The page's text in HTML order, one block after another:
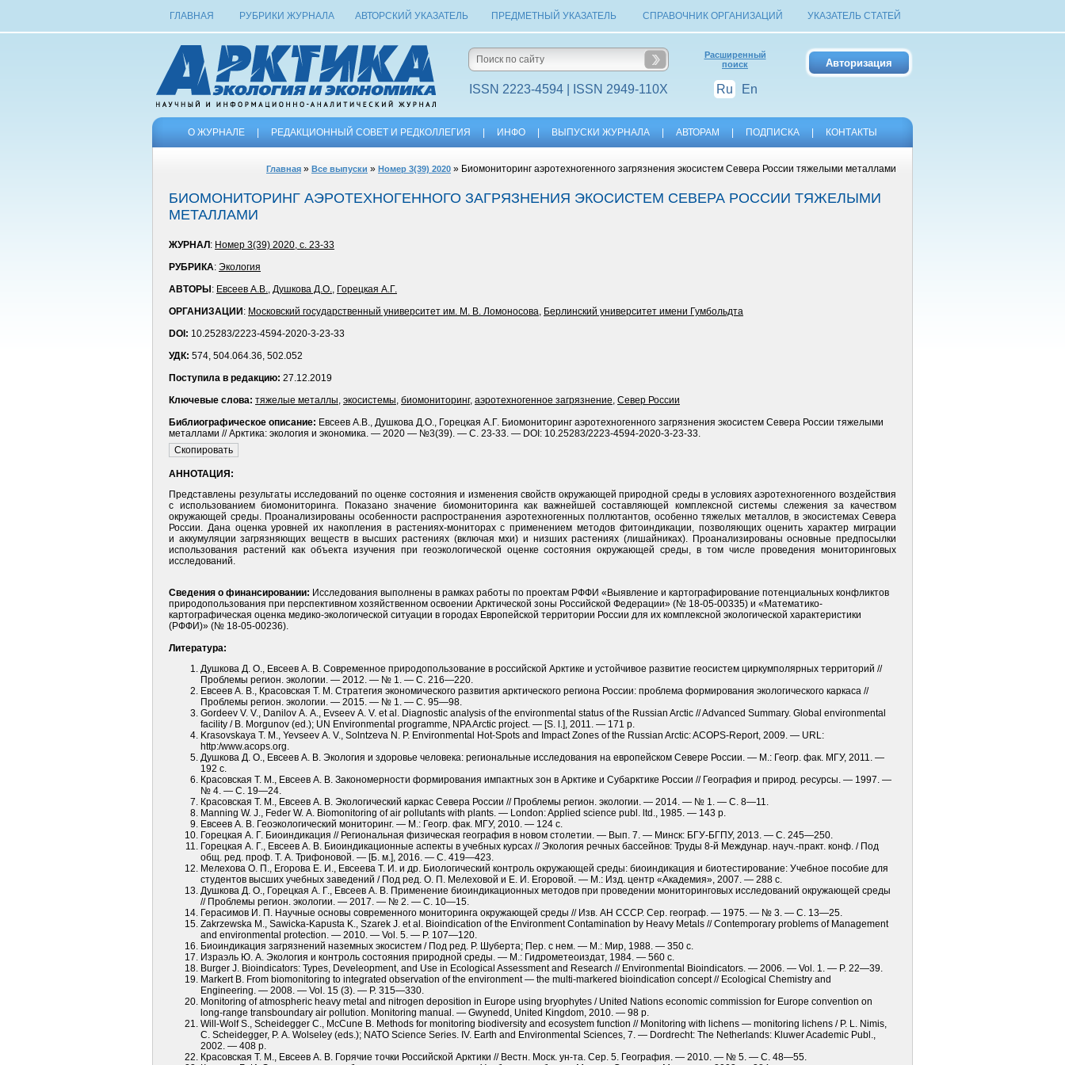
ГЛАВНАЯ РУБРИКИ ЖУРНАЛА АВТОРСКИЙ УКАЗАТЕЛЬ ПРЕДМЕТНЫЙ УКАЗАТЕЛЬ СПРАВОЧНИК ОРГАНИЗАЦИЙ УКАЗАТЕЛЬ СТАТЕЙ
ISSN 2223-4594 | ISSN 2949-110X
Расширенный
поиск
Ru En
О ЖУРНАЛЕ РЕДАКЦИОННЫЙ СОВЕТ И РЕДКОЛЛЕГИЯ ИНФО ВЫПУСКИ ЖУРНАЛА АВТОРАМ ПОДПИСКА КОНТАКТЫ
Главная » Все выпуски » Номер 3(39) 2020 » Биомониторинг аэротехногенного загрязнения экосистем Севера России тяжелыми металлами
БИОМОНИТОРИНГ АЭРОТЕХНОГЕННОГО ЗАГРЯЗНЕНИЯ ЭКОСИСТЕМ СЕВЕРА РОССИИ ТЯЖЕЛЫМИ
МЕТАЛЛАМИ
ЖУРНАЛ : Номер 3(39) 2020, с. 23-33
РУБРИКА: Экология
АВТОРЫ : Евсеев А.В., Душкова Д.О., Горецкая А.Г.
ОРГАНИЗАЦИИ : Московский государственный университет им. М. В. Ломоносова, Берлинский университет имени Гумбольдта
DOI: 10.25283/2223-4594-2020-3-23-33
УДК: 574, 504.064.36, 502.052
Поступила в редакцию: 27.12.2019
Ключевые слова: тяжелые металлы, экосистемы, биомониторинг, аэротехногенное загрязнение, Север России
Библиографическое описание: Евсеев А.В., Душкова Д.О., Горецкая А.Г. Биомониторинг аэротехногенного загрязнения экосистем Севера России тяжелыми
металлами // Арктика: экология и экономика. — 2020 — №3(39). — С. 23-33. — DOI: 10.25283/2223-4594-2020-3-23-33.
АННОТАЦИЯ:
Представлены результаты исследований по оценке состояния и изменения свойств окружающей природной среды в условиях аэротехногенного воздействия
с использованием биомониторинга. Показано значение биомониторинга как важнейшей составляющей комплексной системы слежения за качеством
окружающей среды. Проанализированы особенности распространения аэротехногенных поллютантов, особенно тяжелых металлов, в экосистемах Севера
России. Дана оценка уровней их накопления в растениях-мониторах с применением методов фитоиндикации, позволяющих оценить характер миграции
и аккумуляции загрязняющих веществ в высших растениях (включая мхи) и низших растениях (лишайниках). Проанализированы основные предпосылки
использования растений как объекта изучения при геоэкологической оценке состояния окружающей среды, в том числе проведения мониторинговых
исследований.
Сведения о финансировании: Исследования выполнены в рамках работы по проектам РФФИ «Выявление и картографирование потенциальных конфликтов
природопользования при перспективном хозяйственном освоении Арк­тической зоны Российской Федерации» (№ 18-05-00335) и «Математико-
картографическая оценка медико-экологической ситуации в городах Европейской территории России для их комплексной экологической характеристики
(РФФИ)» (№ 18-05-00236).
Литература:
Душкова Д. О., Евсеев А. В. Современное природопользование в российской Арк­тике и устойчивое развитие геосистем циркумполярных территорий //
Проблемы регион. экологии. — 2012. — № 1. — С. 216—220.
Евсеев А. В., Красовская Т. М. Стратегия экономического развития арк­тического региона России: проблема формирования экологического каркаса //
Проблемы регион. экологии. — 2015. — № 1. — С. 95—98.
Gordeev V. V., Danilov A. A., Evseev A. V. et al. Diagnostic analysis of the environmental status of the Russian Arctic // Advanced Summary. Global environmental
facility / B. Morgunov (ed.); UN Environmental programme, NPA Arctic project. — [S. l.], 2011. — 171 p.
Krasovskaya T. M., Yevseev A. V., Solntzeva N. P. Environmental Hot-Spots and Impact Zones of the Russian Arctic: ACOPS-Report, 2009. — URL:
http:/www.acops.org.
Душкова Д. О., Евсеев А. В. Экология и здоровье человека: региональные исследования на европейском Севере России. — М.: Геогр. фак. МГУ, 2011. —
192 с.
Красовская Т. М., Евсеев А. В. Закономерности формирования импактных зон в Арктике и Субарктике России // География и природ. ресурсы. — 1997. —
№ 4. — С. 19—24.
Красовская Т. М., Евсеев А. В. Экологический каркас Севера России // Проблемы регион. экологии. — 2014. — № 1. — С. 8—11.
Manning W. J., Feder W. A. Biomonitoring of air pollutants with plants. — London: Applied science publ. ltd., 1985. — 143 p.
Евсеев А. В. Геоэкологический мониторинг. — М.: Геогр. фак. МГУ, 2010. — 124 с.
Горецкая А. Г. Биоиндикация // Региональная физическая география в новом столетии. — Вып. 7. — Минск: БГУ-БГПУ, 2013. — С. 245—250.
Горецкая А. Г., Евсеев А. В. Биоиндикационные аспекты в учебных курсах // Экология речных бассейнов: Труды 8-й Междунар. науч.-практ. конф. / Под
общ. ред. проф. Т. А. Трифоновой. — [Б. м.], 2016. — C. 419—423.
Мелехова О. П., Егорова Е. И., Евсеева Т. И. и др. Биологический контроль окружающей среды: биоиндикация и биотестирование: Учебное пособие для
студентов высших учебных заведений / Под ред. О. П. Мелеховой и Е. И. Егоровой. — М.: Изд. центр «Академия», 2007. — 288 с.
Душкова Д. О., Горецкая А. Г., Евсеев А. В. Применение биоиндикационных методов при проведении мониторинговых исследований окружающей среды
// Проблемы регион. экологии. — 2017. — № 2. — С. 10—15.
Герасимов И. П. Научные основы современного мониторинга окружающей среды // Изв. АН СССР. Сер. географ. — 1975. — № 3. — С. 13—25.
Zakrzewska M., Sawicka-Kapusta K., Szarek J. et al. Bioindication of the Environment Contamination by Heavy Metals // Contemporary problems of Management
and environmental protection. — 2010. — Vol. 5. — P. 107—120.
Биоиндикация загрязнений наземных экосистем / Под ред. Р. Шуберта; Пер. с нем. — М.: Мир, 1988. — 350 с.
Израэль Ю. А. Экология и контроль состояния природной среды. — М.: Гидрометеоиздат, 1984. — 560 с.
Burger J. Bioindicators: Types, Develeopment, and Use in Ecological Assessment and Research // Environmental Bioindicators. — 2006. — Vol. 1. — P. 22—39.
Markert B. From biomonitoring to integrated observation of the environment — the multi-markered bioindication concept // Ecological Chemistry and
Engineering. — 2008. — Vol. 15 (3). — P. 315—330.
Monitoring of atmospheric heavy metal and nitrogen deposition in Europe using bryophytes / United Nations economic commission for Europe convention on
long-range transboundary air pollution. Monitoring manual. — Gwynedd, United Kingdom, 2010. — 98 p.
Will-Wolf S., Scheidegger C., McCune B. Methods for monitoring biodiversity and ecosystem function // Monitoring with lichens — monitoring lichens / P. L. Nimis,
C. Scheidegger, P. A. Wolseley (eds.); NATO Science Series. IV. Earth and Environmental Sciences, 7. — Dordrecht: The Netherlands: Kluwer Academic Publ.,
2002. — 408 p.
Красовская Т. М., Евсеев А. В. Горячие точки Российской Арк­тики // Вестн. Моск. ун-та. Сер. 5. География. — 2010. — № 5. — С. 48—55.